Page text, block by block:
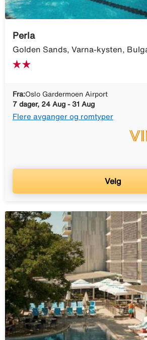
Perla
Golden Sands, Varna-kysten,
Fra:Oslo Gardermoen Airport
7 dager, 24 Aug - 31 Aug
Flere avganger og romtyper
Velg